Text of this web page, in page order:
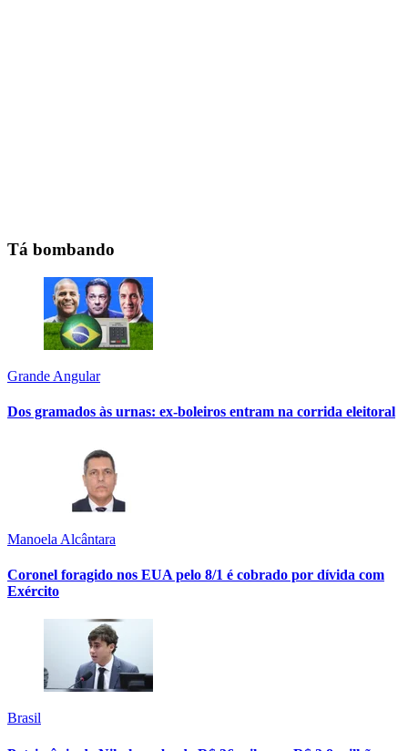
Tá bombando
Grande Angular
Dos gramados às urnas: ex-boleiros entram na corrida eleitoral
Manoela Alcântara
Coronel foragido nos EUA pelo 8/1 é cobrado por dívida com
Exército
Brasil